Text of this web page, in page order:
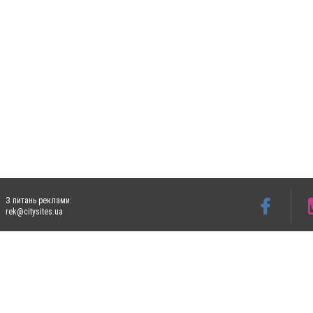
З питань реклами:
rek@citysites.ua